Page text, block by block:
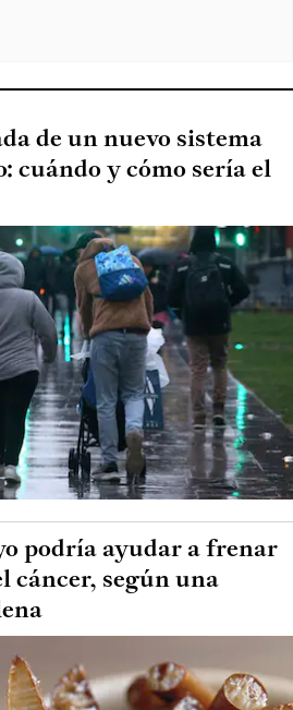
de un nuevo sistema
cuándo y cómo sería el
podría ayudar a frenar
cáncer, según una